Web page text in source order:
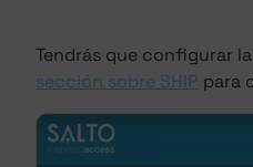
Tendrás que configurar
sección sobre SHIP para